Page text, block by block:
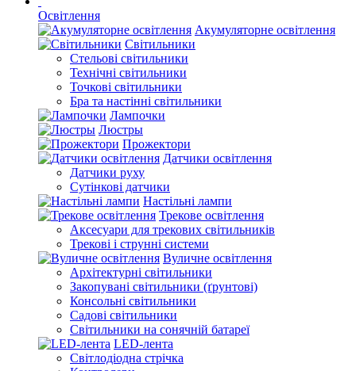
Освітлення
Акумуляторне освітлення
Світильники
Стельові світильники
Технічні світильники
Точкові світильники
Бра та настінні світильники
Лампочки
Люстры
Прожектори
Датчики освітлення
Датчики руху
Сутінкові датчики
Настільні лампи
Трекове освітлення
Аксесуари для трекових світильників
Трекові і струнні системи
Вуличне освітлення
Архітектурні світильники
Закопувані світильники (ґрунтові)
Консольні світильники
Садові світильники
Світильники на сонячній батареї
LED-лента
Світлодіодна стрічка